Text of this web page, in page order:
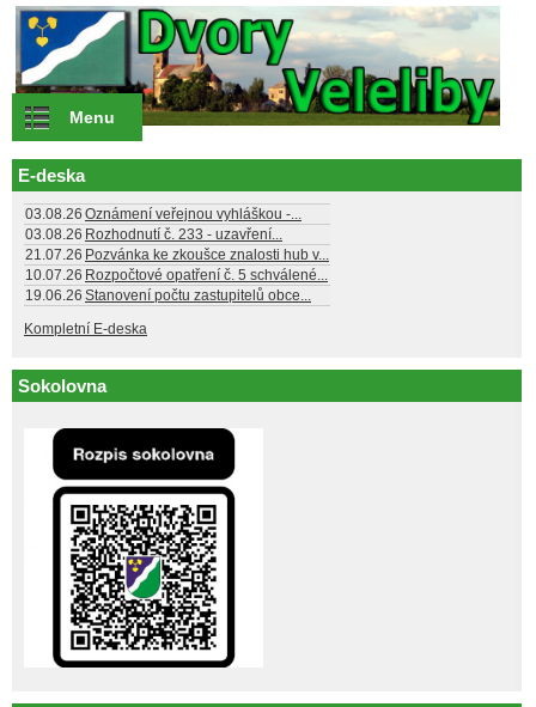
Přejít k hlavnímu obsahu
Menu
E-deska
03.08.26 Oznámení veřejnou vyhláškou -...
03.08.26 Rozhodnutí č. 233 - uzavření...
21.07.26 Pozvánka ke zkoušce znalosti hub v...
10.07.26 Rozpočtové opatření č. 5 schválené...
19.06.26 Stanovení počtu zastupitelů obce...
Kompletní E-deska
Sokolovna